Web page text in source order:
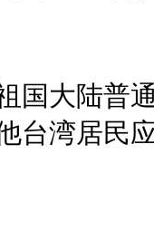
大陆普通
台湾居民